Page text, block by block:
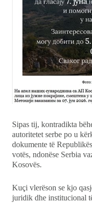
Sipas tij, kontradikta
autoritetet serbe po u
dokumente të
votës, ndonëse Serbia
Kosovës.
Kuçi vlerëson se kjo
juridik dhe institucional